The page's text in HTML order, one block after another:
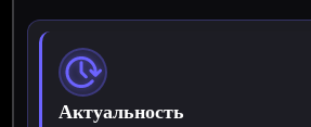
Актуальность